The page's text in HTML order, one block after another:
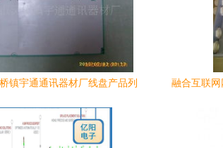
镇宇通通讯器材厂线盘产品列
融合互联